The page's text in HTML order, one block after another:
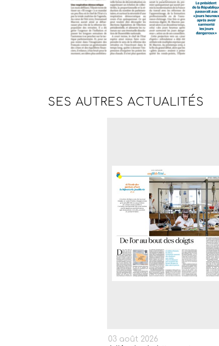
SES AUTRESACTUALITÉS
03 août 2026